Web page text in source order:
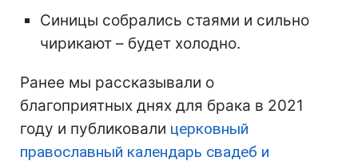
Синицы собрались стаями и сильно
чирикают – будет холодно.
Ранее мы рассказывали о
благоприятных днях для брака в 2021
году и публиковали церковный
православный календарь свадеб и